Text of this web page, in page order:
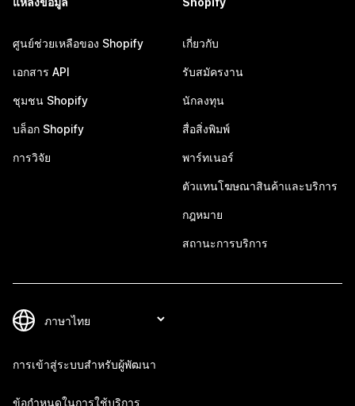
ศูนย์ช่วยเหลือของ Shopify
เอกสาร API
ชุมชน Shopify
บล็อก Shopify
การวิจัย
เกี่ยวกับ
รับสมัครงาน
นักลงทุน
สื่อสิ่งพิมพ์
พาร์ทเนอร์
ตัวแทนโฆษณาสินค้าและบริการ
กฎหมาย
สถานะการบริการ
การเข้าสู่ระบบสำหรับผู้พัฒนา
ข้อกำหนดในการใช้บริการ